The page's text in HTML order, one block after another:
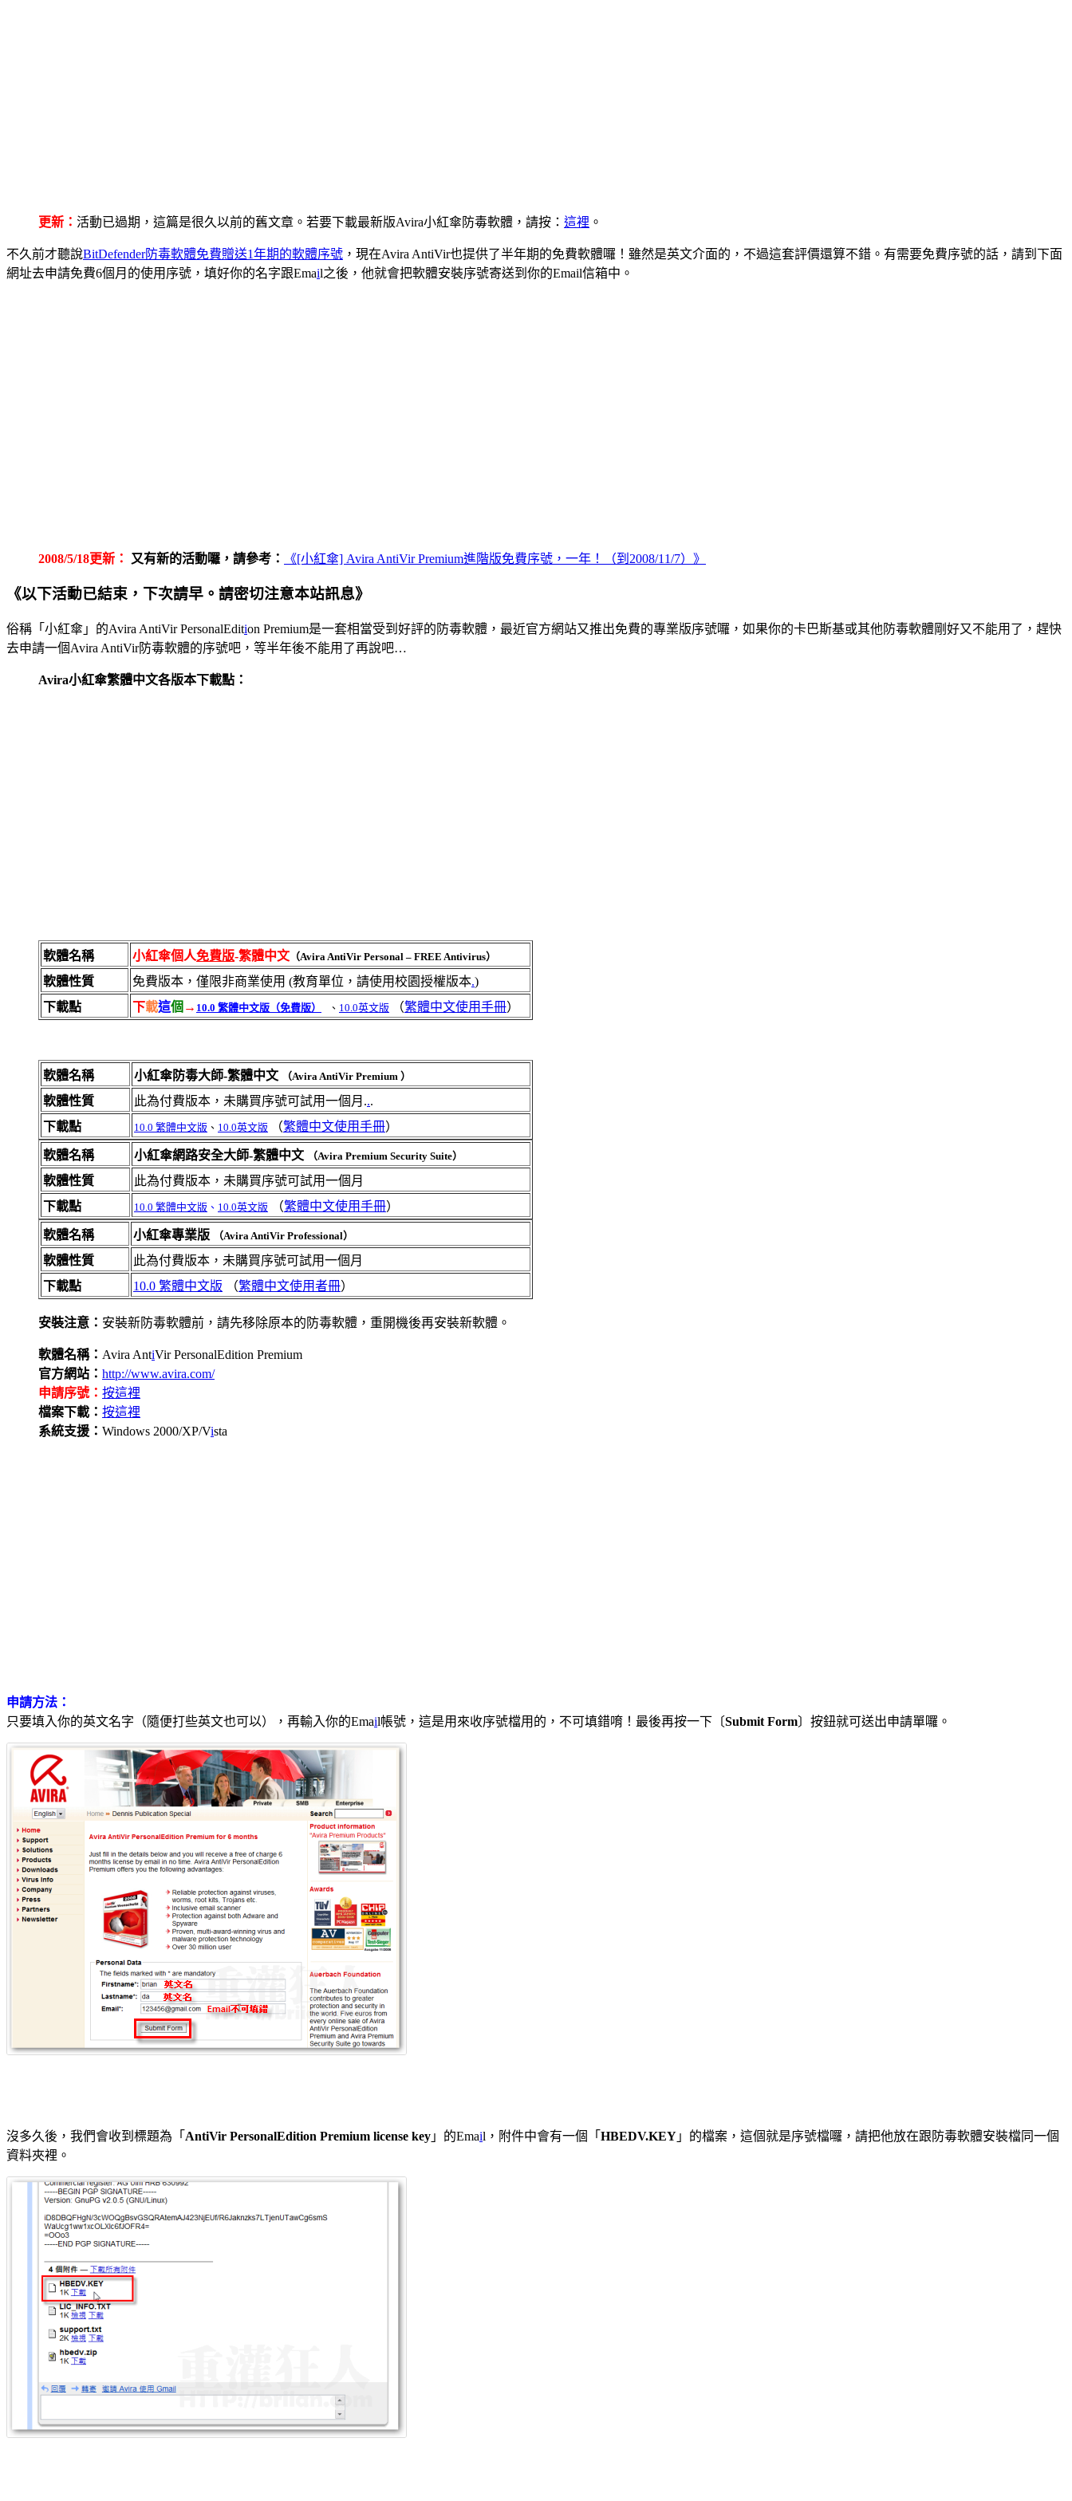
更新： 活動已過期，這篇是很久以前的舊文章。若要下載最新版Avira小紅傘防毒軟體，請按： 這裡 。
不久前才聽說BitDefender防毒軟體免費贈送1年期的軟體序號 ，現在Avira AntiVir也提供了半年期的免費軟體囉！雖然是英文介面的，不過這套評價還算不錯。有需要免費序號的話，請到下面
網址去申請免費6個月的使用序號，填好你的名字跟Email之後，他就會把軟體安裝序號寄送到你的Email信箱中。
2008/5/18更新： 又有新的活動囉，請參考： 《[小紅傘] Avira AntiVir Premium進階版免費序號，一年！（到2008/11/7）》
《以下活動已結束，下次請早。請密切注意本站訊息》
俗稱「小紅傘」的Avira AntiVir PersonalEdition Premium是一套相當受到好評的防毒軟體，最近官方網站又推出免費的專業版序號囉，如果你的卡巴斯基或其他防毒軟體剛好又不能用了，趕快
去申請一個Avira AntiVir防毒軟體的序號吧，等半年後不能用了再說吧…
Avira小紅傘繁體中文各版本下載點：
軟體名稱 小紅傘個人免費版-繁體中文 （Avira AntiVir Personal – FREE Antivirus）
軟體性質 免費版本，僅限非商業使用 (教育單位，請使用校園授權版本.)
下載點
下載這個 → 10.0 繁體中文版（免費版） 、 10.0英文版 （繁體中文使用手冊）
軟體名稱 小紅傘防毒大師-繁體中文 （Avira AntiVir Premium ）
軟體性質 此為付費版本，未購買序號可試用一個月...
下載點
10.0 繁體中文版 、 10.0英文版 （繁體中文使用手冊）
軟體名稱 小紅傘網路安全大師-繁體中文 （Avira Premium Security Suite）
軟體性質
此為付費版本，未購買序號可試用一個月
下載點
10.0 繁體中文版 、 10.0英文版 （繁體中文使用手冊）
軟體名稱 小紅傘專業版 （Avira AntiVir Professional）
軟體性質
此為付費版本，未購買序號可試用一個月
下載點
10.0 繁體中文版 （繁體中文使用者冊）
安裝注意： 安裝新防毒軟體前，請先移除原本的防毒軟體，重開機後再安裝新軟體。
軟體名稱： Avira AntiVir PersonalEdition Premium
官方網站： http://www.avira.com/
申請序號： 按這裡
檔案下載： 按這裡
系統支援： Windows 2000/XP/Vista
申請方法：
只要填入你的英文名字（隨便打些英文也可以），再輸入你的Email帳號，這是用來收序號檔用的，不可填錯唷！最後再按一下〔Submit Form〕按鈕就可送出申請單囉。
沒多久後，我們會收到標題為「 AntiVir PersonalEdition Premium license key 」的Email，附件中會有一個「 HBEDV.KEY 」的檔案，這個就是序號檔囉，請把他放在跟防毒軟體安裝檔同一個
資料夾裡。